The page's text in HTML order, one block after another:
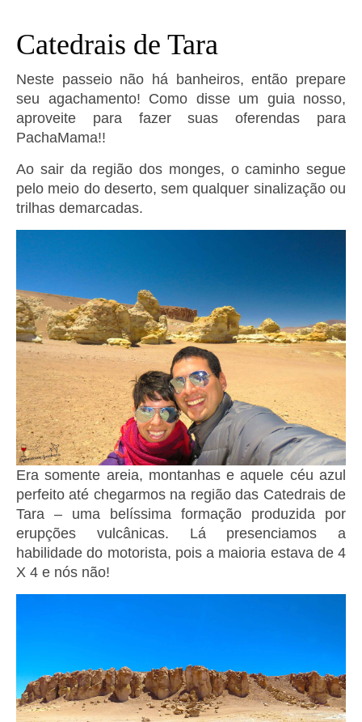
Catedrais de Tara
Neste passeio não há banheiros, então prepare
seu agachamento! Como disse um guia nosso,
aproveite para fazer suas oferendas para
PachaMama!!
Ao sair da região dos monges, o caminho segue
pelo meio do deserto, sem qualquer sinalização ou
trilhas demarcadas.
Era somente areia, montanhas e aquele céu azul
perfeito até chegarmos na região das Catedrais de
Tara – uma belíssima formação produzida por
erupções vulcânicas. Lá presenciamos a
habilidade do motorista, pois a maioria estava de 4
X 4 e nós não!